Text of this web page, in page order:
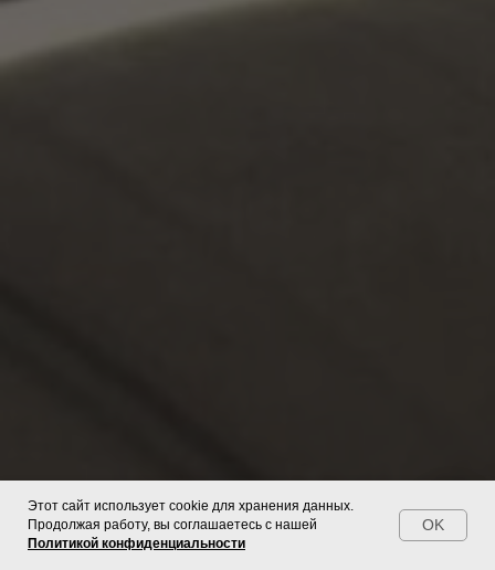
Этот сайт использует cookie для хранения данных.
Продолжая работу, вы соглашаетесь с нашей
Политикой конфиденциальности
OK